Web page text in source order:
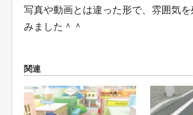
写真や動画とは違った形で、雰囲気
みました＾＾
関連